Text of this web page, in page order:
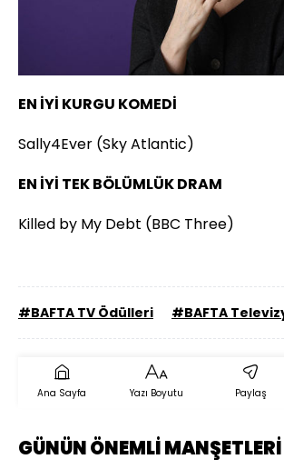
EN İYİ KURGU KOMEDİ
Sally4Ever (Sky Atlantic)
EN İYİ TEK BÖLÜMLÜK DRAM
Killed by My Debt (BBC Three)
#BAFTA TV Ödülleri #BAFTA
Ana Sayfa Yazı Boyutu Paylaş
GÜNÜN ÖNEMLİ MANŞETLERİ